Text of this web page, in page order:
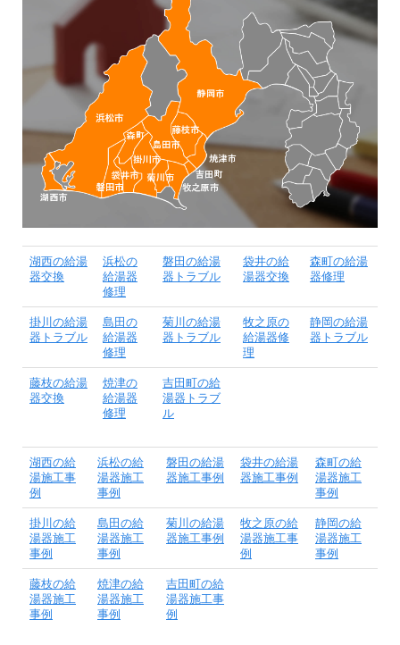
湖西の給湯
器交換
浜松の
給湯器
修理
磐田の給湯
器トラブル
袋井の給
湯器交換
森町の給湯
器修理
掛川の給湯
器トラブル
島田の
給湯器
修理
菊川の給湯
器トラブル
牧之原の
給湯器修
理
静岡の給湯
器トラブル
藤枝の給湯
器交換
焼津の
給湯器
修理
吉田町の給
湯器トラブ
ル
湖西の給
湯施工事
例
浜松の給
湯器施工
事例
磐田の給湯
器施工事例
袋井の給湯
器施工事例
森町の給
湯器施工
事例
掛川の給
湯器施工
事例
島田の給
湯器施工
事例
菊川の給湯
器施工事例
牧之原の給
湯器施工事
例
静岡の給
湯器施工
事例
藤枝の給
湯器施工
事例
焼津の給
湯器施工
事例
吉田町の給
湯器施工事
例